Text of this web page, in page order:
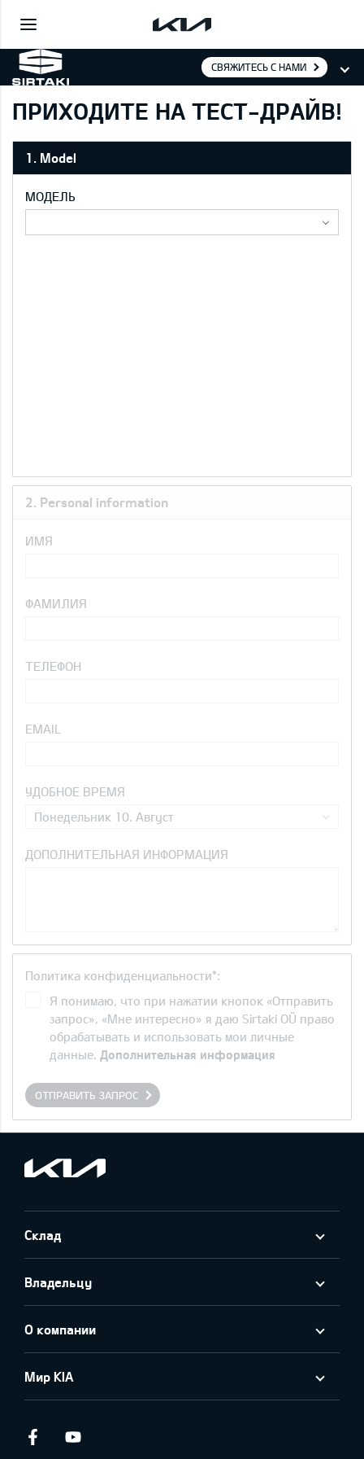
СВЯЖИТЕСЬ С НАМИ
ПРИХОДИТЕ НА ТЕСТ-ДРАЙВ!
1. Model
2. Personal information
МОДЕЛЬ
ИМЯ
ФАМИЛИЯ
ТЕЛЕФОН
EMAIL
УДОБНОЕ ВРЕМЯ
Понедельник 10. Август
ДОПОЛНИТЕЛЬНАЯ ИНФОРМАЦИЯ
Политика конфиденциальности*:
Я понимаю, что при нажатии кнопок «Отправить
запрос», «Мне интересно» я даю Sirtaki OÜ право
обрабатывать и использовать мои личные
данные. Дополнительная информация
ОТПРАВИТЬ ЗАПРОС
Склад
Владельцу
О компании
Мир KIA
Facebook